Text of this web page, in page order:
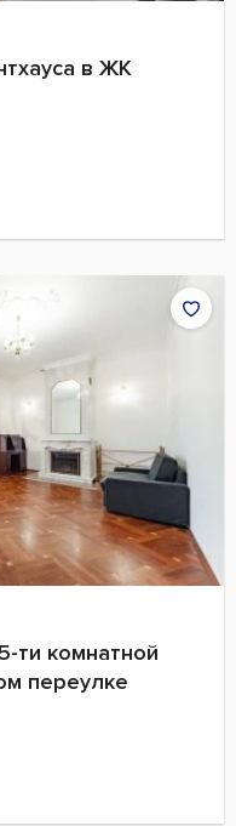
в ЖК
ти комнатной
переулке